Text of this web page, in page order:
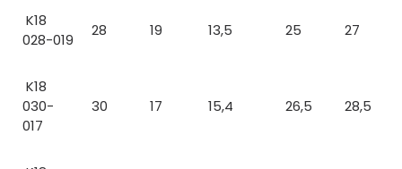
K18
028-019
28 19 13,5 25 27
K18
030-
017
30 17 15,4 26,5 28,5